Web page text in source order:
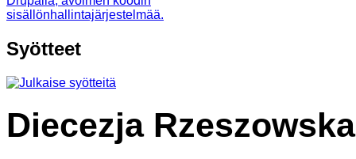
Syötteet
Diecezja Rzeszowska